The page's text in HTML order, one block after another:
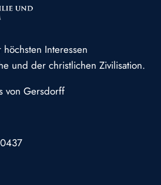
Interessen
und der christlichen Zivilisation.
von Gersdorff